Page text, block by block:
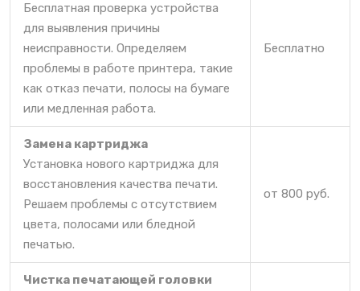
Бесплатная проверка устройства
для выявления причины
неисправности. Определяем
проблемы в работе принтера, такие
как отказ печати, полосы на бумаге
или медленная работа.
Бесплатно
Замена картриджа
Установка нового картриджа для
восстановления качества печати.
Решаем проблемы с отсутствием
цвета, полосами или бледной
печатью.
от 800 руб.
Чистка печатающей головки